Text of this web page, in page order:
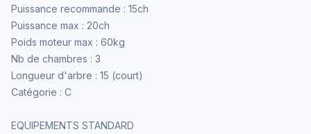
Puissance recommande : 15ch
Puissance max : 20ch
Poids moteur max : 60kg
Nb de chambres : 3
Longueur d'arbre : 15 (court)
Catégorie : C
EQUIPEMENTS STANDARD